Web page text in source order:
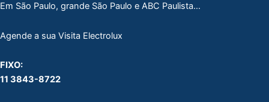
Em São Paulo, grande São Paulo e ABC Paulista…
Agende a sua Visita Electrolux
FIXO:
11 3843-8722